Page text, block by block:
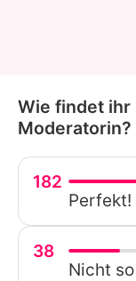
Wie findet ihr
Moderatorin?
182
Perfekt!
38
Nicht